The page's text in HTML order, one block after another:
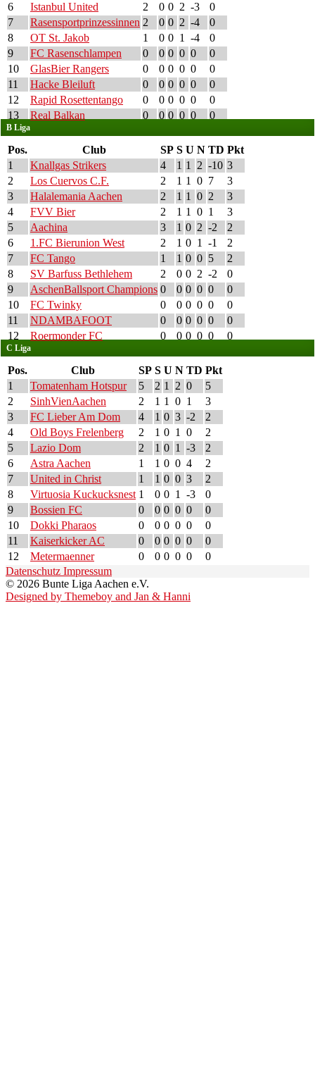
6
Istanbul United 2 0 0 2 -3
0
7
Rasensportprinzessinnen 2 0 0 2 -4
0
8
OT St. Jakob 1 0 0 1 -4
0
9
FC Rasenschlampen 0 0 0 0 0
0
10
GlasBier Rangers 0 0 0 0 0
0
11
Hacke Bleiluft 0 0 0 0 0
0
12
Rapid Rosettentango 0 0 0 0 0
0
13
Real Balkan 0 0 0 0 0 0
B Liga
Pos. Club SP S U N TD Pkt
1
Knallgas Strikers 4 1 1 2 -10 3
2
Los Cuervos C.F. 2 1 1 0 7
3
3
Halalemania Aachen 2 1 1 0 2
3
4
FVV Bier 2 1 1 0 1
3
5
Aachina 3 1 0 2 -2
2
6
1.FC Bierunion West 2 1 0 1 -1
2
7
FC Tango 1 1 0 0 5
2
8
SV Barfuss Bethlehem 2 0 0 2 -2
0
9
AschenBallsport Champions 0 0 0 0 0
0
10
FC Twinky 0 0 0 0 0
0
11
NDAMBAFOOT 0 0 0 0 0
0
12
Roermonder FC 0 0 0 0 0 0
C Liga
Pos. Club SP S U N TD Pkt
1
Tomatenham Hotspur 5 2 1 2 0
5
2
SinhVienAachen 2 1 1 0 1
3
3
FC Lieber Am Dom 4 1 0 3 -2
2
4
Old Boys Frelenberg 2 1 0 1 0
2
5
Lazio Dom 2 1 0 1 -3
2
6
Astra Aachen 1 1 0 0 4
2
7
United in Christ 1 1 0 0 3
2
8
Virtuosia Kuckucksnest 1 0 0 1 -3
0
9
Bossien FC 0 0 0 0 0
0
10
Dokki Pharaos 0 0 0 0 0
0
11
Kaiserkicker AC 0 0 0 0 0
0
12
Metermaenner 0 0 0 0 0
0
Datenschutz Impressum
© 2026 Bunte Liga Aachen e.V.
Designed by Themeboy and Jan & Hanni